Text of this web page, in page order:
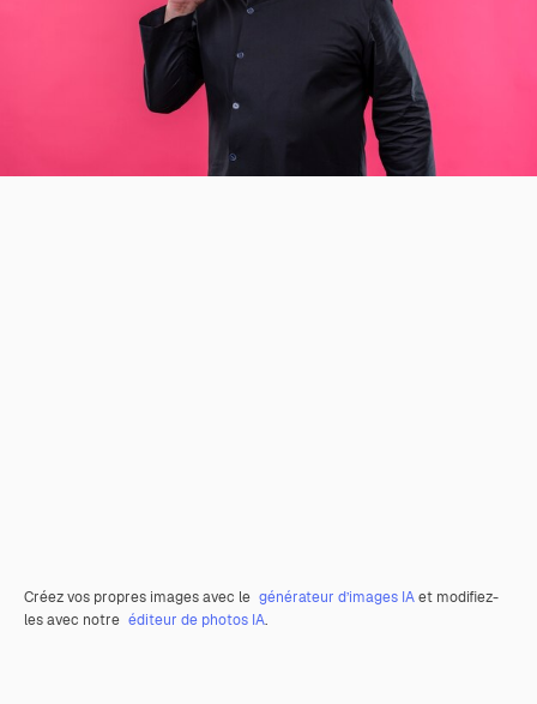
Créez vos propres images avec le générateur d’images IAet modifiez-
les avec notre éditeur de photos IA.